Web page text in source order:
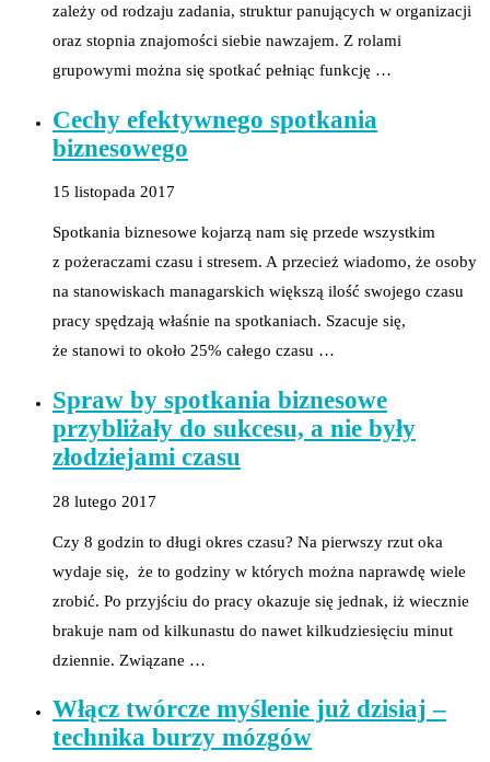
zależy od rodzaju zadania, struktur panujących w organizacji
oraz stopnia znajomości siebie nawzajem. Z rolami
grupowymi można się spotkać pełniąc funkcję …
Cechy efektywnego spotkania
biznesowego
15 listopada 2017
Spotkania biznesowe kojarzą nam się przede wszystkim
z pożeraczami czasu i stresem. A przecież wiadomo, że osoby
na stanowiskach managarskich większą ilość swojego czasu
pracy spędzają właśnie na spotkaniach. Szacuje się,
że stanowi to około 25% całego czasu …
Spraw by spotkania biznesowe
przybliżały do sukcesu, a nie były
złodziejami czasu
28 lutego 2017
Czy 8 godzin to długi okres czasu? Na pierwszy rzut oka
wydaje się, że to godziny w których można naprawdę wiele
zrobić. Po przyjściu do pracy okazuje się jednak, iż wiecznie
brakuje nam od kilkunastu do nawet kilkudziesięciu minut
dziennie. Związane …
Włącz twórcze myślenie już dzisiaj –
technika burzy mózgów